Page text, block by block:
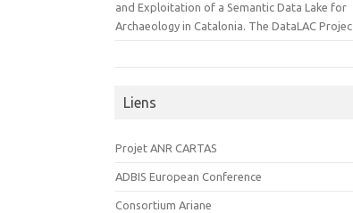
and Exploitation of a Semantic Data Lake for
Archaeology in Catalonia. The DataLAC Projec
Liens
Projet ANR CARTAS
ADBIS European Conference
Consortium Ariane